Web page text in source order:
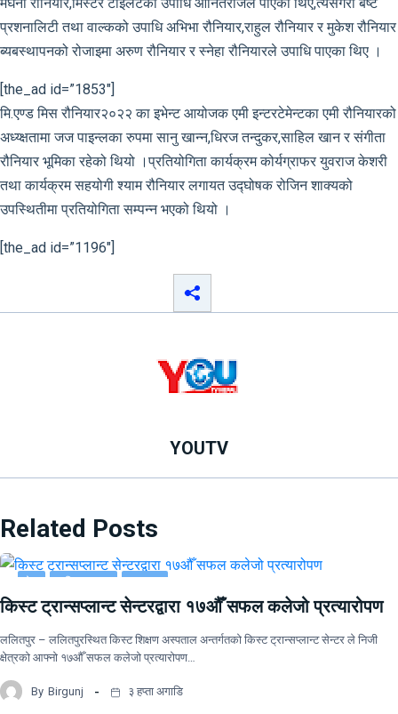
मेघना रौनियार,मिस्टर टाईलेंटका उपाधि औनितराजले पाएका थिए,त्यसैगरी बेष्ट
प्रशनालिटी तथा वाल्कको उपाधि अभिभा रौनियार,राहुल रौनियार र मुकेश रौनियार
ब्यबस्थापनको रोजाइमा अरुण रौनियार र स्नेहा रौनियारले उपाधि पाएका थिए ।
[the_ad id=”1853″]
मि.एण्ड मिस रौनियार२०२२ का इभेन्ट आयोजक एमी इन्टरटेमेन्टका एमी रौनियारको
अध्य्क्षतामा जज पाइन्लका रुपमा सानु खान्न,धिरज तन्दुकर,साहिल खान र संगीता
रौनियार भूमिका रहेको थियो ।प्रतियोगिता कार्यक्रम कोर्यग्राफर युवराज केशरी
तथा कार्यक्रम सहयोगी श्याम रौनियार लगायत उद्घोषक रोजिन शाक्यको
उपस्थितीमा प्रतियोगिता सम्पन्न भएको थियो ।
[the_ad id=”1196″]
YOUTV
Related Posts
किस्ट ट्रान्सप्लान्ट सेन्टरद्वारा १७औँ सफल कलेजो प्रत्यारोपण
ललितपुर – ललितपुरस्थित किस्ट शिक्षण अस्पताल अन्तर्गतको किस्ट ट्रान्सप्लान्ट सेन्टर ले निजी
क्षेत्रको आफ्नो १७औँ सफल कलेजो प्रत्यारोपण…
By Birgunj ३ हप्ता अगाडि